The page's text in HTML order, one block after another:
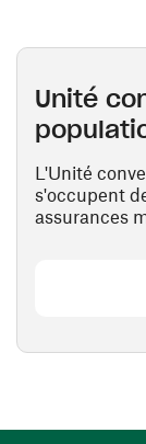
Unité
L'Unité
s'occupent
assurances